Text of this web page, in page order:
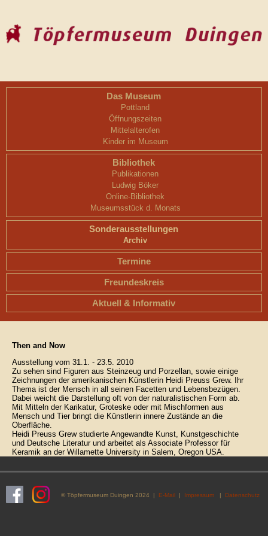
Das Museum
Pottland
Öffnungszeiten
Mittelalterofen
Kinder im Museum
Bibliothek
Publikationen
Ludwig Böker
Online-Bibliothek
Museumsstück d. Monats
Sonderausstellungen
Archiv
Termine
Freundeskreis
Aktuell & Informativ
Then and Now
Ausstellung vom 31.1. - 23.5. 2010
Zu sehen sind Figuren aus Steinzeug und Porzellan, sowie einige
Zeichnungen der amerikanischen Künstlerin Heidi Preuss Grew. Ihr
Thema ist der Mensch in all seinen Facetten und Lebensbezügen.
Dabei weicht die Darstellung oft von der naturalistischen Form ab.
Mit Mitteln der Karikatur, Groteske oder mit Mischformen aus
Mensch und Tier bringt die Künstlerin innere Zustände an die
Oberfläche.
Heidi Preuss Grew studierte Angewandte Kunst, Kunstgeschichte
und Deutsche Literatur und arbeitet als Associate Professor für
Keramik an der Willamette University in Salem, Oregon USA.
© Töpfermuseum Duingen 2024 | E-Mail | Impressum | Datenschutz